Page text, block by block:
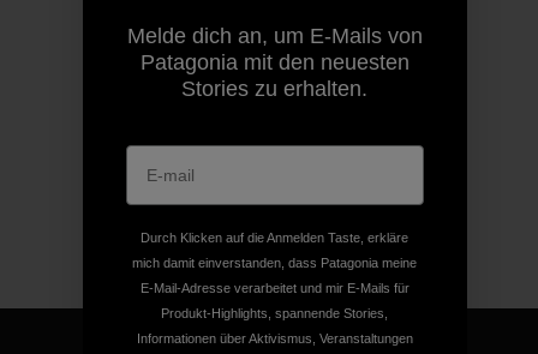
Melde dich an, um E-Mails von
Patagonia mit den neuesten
Stories zu erhalten.
Durch Klicken auf die Anmelden Taste, erkläre
mich damit einverstanden, dass Patagonia meine
E-Mail-Adresse verarbeitet und mir E-Mails für
Produkt-Highlights, spannende Stories,
Informationen über Aktivismus, Veranstaltungen